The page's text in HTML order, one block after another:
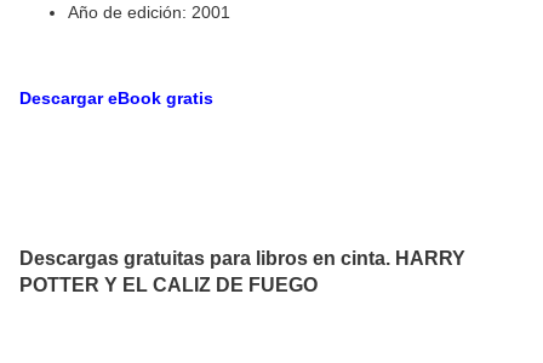
Año de edición: 2001
Descargar eBook gratis
Descargas gratuitas para libros en cinta. HARRY
POTTER Y EL CALIZ DE FUEGO